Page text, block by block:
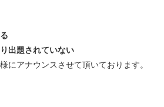
出題されていない
にアナウンスさせて頂いております。